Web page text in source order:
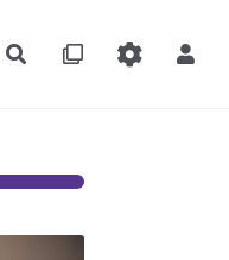
Rechercher